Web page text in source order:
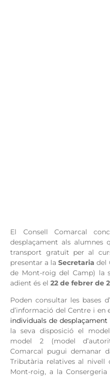
El Consell Comarcal
desplaçament als alumnes
transport gratuït per al
presentar a laSecretaria del
de Mont-roig del Camp) la
adient és el22 de febrer de
Poden consultar les bases
d’informació del Centre i en
individuals de desplaçament
la seva disposició el
model 2 (model
Comarcal pugui demanar
Tributària relatives al nivell
Mont-roig, a la